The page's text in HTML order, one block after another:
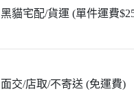
黑貓宅配/貨運 (單件運費
面交/店取/不寄送 (免運費)